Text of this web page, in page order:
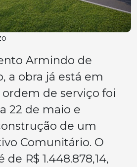
Armindo de
a obra já está em
de serviço foi
22 de maio e
de um
Comunitário. O
R$ 1.448.878,14,